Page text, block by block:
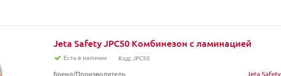
Jeta Safety JPC50 Комбинезон с ламинацией
Есть в наличии Код: JPC50
Бренд/Производитель Jeta Safety